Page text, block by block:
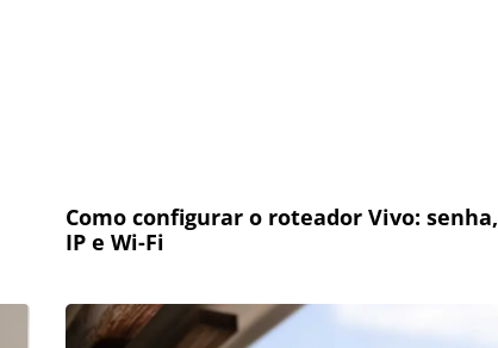
Como configurar o roteador Vivo: senha,
IP e Wi-Fi